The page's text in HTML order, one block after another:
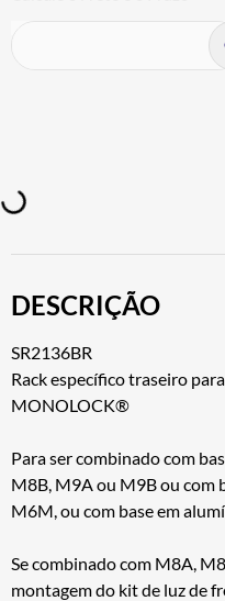
DESCRIÇÃO
SR2136BR
Rack específico traseiro
MONOLOCK®
Para ser combinado com
M8B, M9A ou M9B ou
M6M, ou com base em
Se combinado com M8A,
montagem do kit de luz de